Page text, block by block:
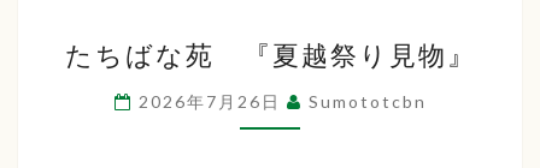
福
祉
会
ち
ば
な
たちばな苑 『夏越祭り見物』
2026年7月26日 Sumototcbn